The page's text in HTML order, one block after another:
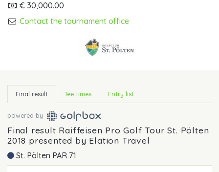
€ 30,000.00
Contact the tournament office
Final result Tee times Entry list
powered by
Final result Raiffeisen Pro Golf Tour St. Pölten
2018 presented by Elation Travel
St. Pölten PAR 71